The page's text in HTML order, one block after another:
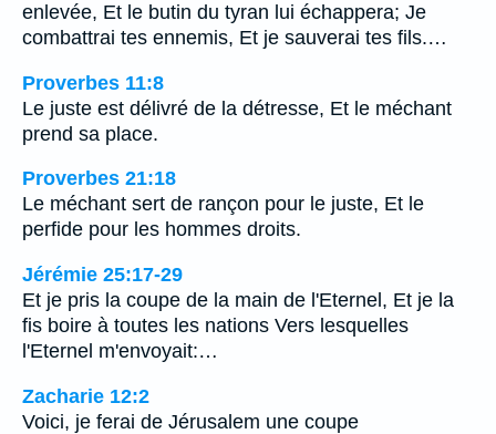
enlevée, Et le butin du tyran lui échappera; Je
combattrai tes ennemis, Et je sauverai tes fils.…
Proverbes 11:8
Le juste est délivré de la détresse, Et le méchant
prend sa place.
Proverbes 21:18
Le méchant sert de rançon pour le juste, Et le
perfide pour les hommes droits.
Jérémie 25:17-29
Et je pris la coupe de la main de l'Eternel, Et je la
fis boire à toutes les nations Vers lesquelles
l'Eternel m'envoyait:…
Zacharie 12:2
Voici, je ferai de Jérusalem une coupe